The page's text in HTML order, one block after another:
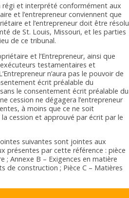
régi et interprété conformément aux
et l’entrepreneur conviennent que
et l’entrepreneur doit être résolu
de St. Louis, Missouri, et les parties
de ce tribunal.
et l’Entrepreneur, ainsi que
testamentaires et
n’aura pas le pouvoir de
écrit préalable du
le consentement écrit préalable du
cession ne dégagera l’entrepreneur
à moins que ce ne soit
cession et approuvé par écrit par le
suivantes sont jointes aux
présentes par cette référence : pièce
; Annexe B – Exigences en matière
de construction ; Pièce C – Matières